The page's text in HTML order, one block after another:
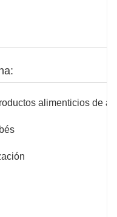
alimenticios de